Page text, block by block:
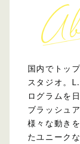
国内でトッ
スタジオ。
ログラムを
ブラッシュ
様々な動き
たユニーク